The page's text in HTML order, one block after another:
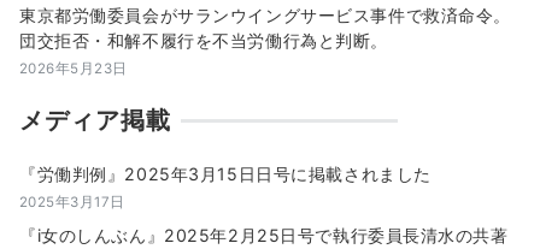
東京都労働委員会がサランウイングサービス事件で救済命令。
団交拒否・和解不履行を不当労働行為と判断。
2026年5月23日
メディア掲載
『労働判例』2025年3月15日日号に掲載されました
2025年3月17日
『i女のしんぶん』2025年2月25日号で執行委員長清水の共著